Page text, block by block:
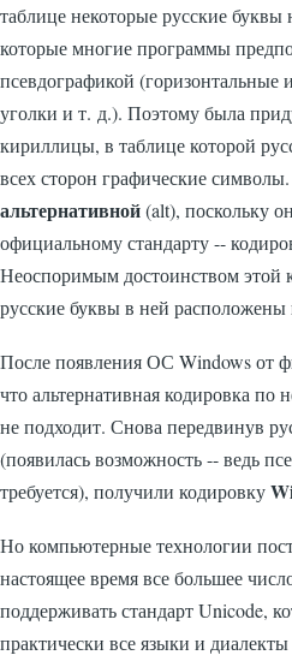
таблице некоторые русские буквы
которые многие программы
псевдографикой (горизонтальные
уголки и т. д.). Поэтому была
кириллицы, в таблице которой
всех сторон графические
альтернативной(alt), поскольку
официальному стандарту --
Неоспоримым достоинством этой
русские буквы в ней
После появления ОС Windows от
что альтернативная кодировка
не подходит. Снова передвинув
(появилась возможность -- ведь
требуется), получили кодировку
Но компьютерные технологии
настоящее время все большее
поддерживать стандарт Unicode,
практически все языки и